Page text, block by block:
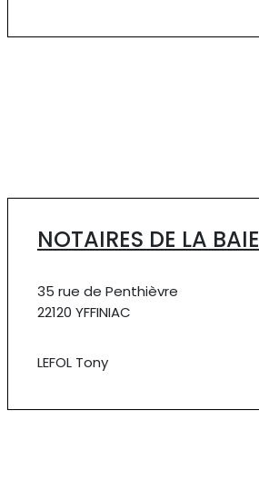
NOTAIRES DE LA BAIE
35 rue de Penthièvre
22120 YFFINIAC
LEFOL Tony